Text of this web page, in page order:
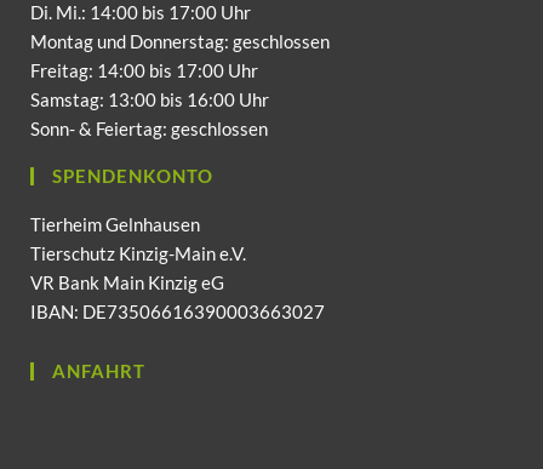
Di. Mi.: 14:00 bis 17:00 Uhr
Montag und Donnerstag: geschlossen
Freitag: 14:00 bis 17:00 Uhr
Samstag: 13:00 bis 16:00 Uhr
Sonn- & Feiertag: geschlossen
SPENDENKONTO
Tierheim Gelnhausen
Tierschutz Kinzig-Main e.V.
VR Bank Main Kinzig eG
IBAN: DE73506616390003663027
ANFAHRT